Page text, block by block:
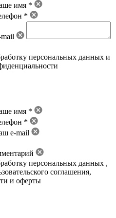
имя *
*
персональных данных и
имя *
*
e-mail
персональных данных ,
соглашения,
и оферты